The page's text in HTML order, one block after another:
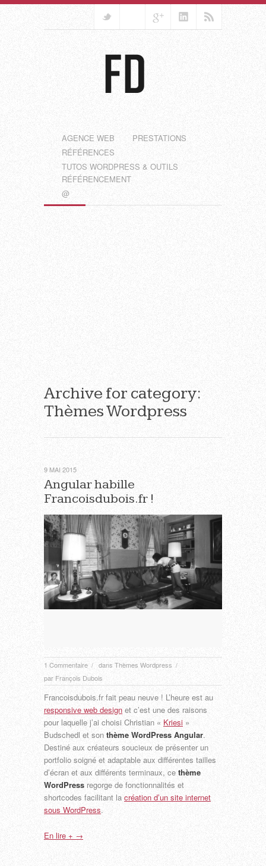
AGENCE WEB
PRESTATIONS
RÉFÉRENCES
TUTOS WORDPRESS & OUTILS
RÉFÉRENCEMENT
@
Archive for category:
Thèmes Wordpress
Angular habille
Francoisdubois.fr !
1 Commentaire / dans Thèmes Wordpress /
par François Dubois
9 MAI 2015
Francoisdubois.fr fait peau neuve ! L’heure est au
responsive web design et c’est une des raisons
pour laquelle j’ai choisi Christian « Kriesi »
Budschedl et son thème WordPress Angular.
Destiné aux créateurs soucieux de présenter un
portfolio soigné et adaptable aux différentes tailles
d’écran et aux différents terminaux, ce thème
WordPress regorge de fonctionnalités et
shortcodes facilitant la création d’un site internet
sous WordPress.
En lire + →